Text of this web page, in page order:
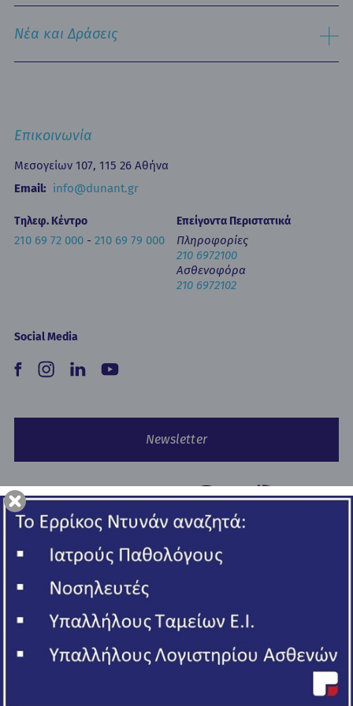
Εξωτερικά Ιατρεία
Οne Day Clinic (Ημερήσια Νοσηλεία)
Ιστορικό
Όραμα & Αποστολή
Πολιτική Ποιότητας
Οικονομικά Μεγέθη
Νέα και Δράσεις
Δελτία Τύπου - Ανακοινώσεις
Εκπαίδευση
Έντυπα
Επικοινωνία
Μεσογείων 107, 115 26 Αθήνα
Email: info@dunant.gr
Τηλεφ. Κέντρο
210 69 72 000- 210 69 79 000
Επείγοντα Περιστατικά
Πληροφορίες
210 6972100
Ασθενοφόρα
210 6972102
Social Media
Newsletter
Copyright © 2026 Ερρίκος Ντυνάν Hospital Center.
All rights reserved
ΓΕΜΗ 006502201000
Πολιτική Απορρήτου